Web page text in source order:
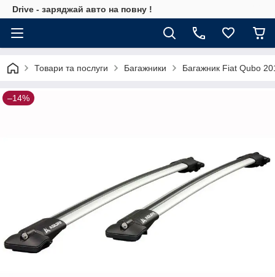
Drive - заряджай авто на повну !
Товари та послуги Багажники Багажник Fiat Qubo
–14%